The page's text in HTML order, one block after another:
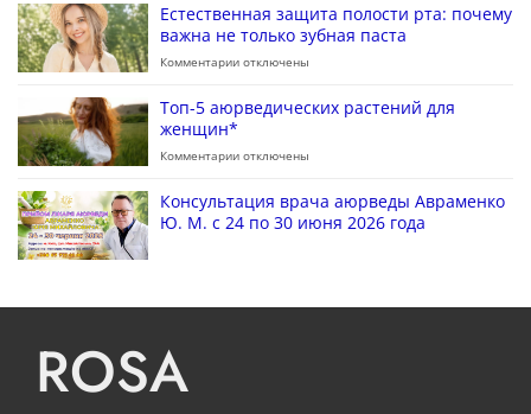
Естественная защита полости рта: почему
важна не только зубная паста
Комментарии отключены
Топ-5 аюрведических растений для
женщин*
Комментарии отключены
Консультация врача аюрведы Авраменко
Ю. М. с 24 по 30 июня 2026 года
ROSA